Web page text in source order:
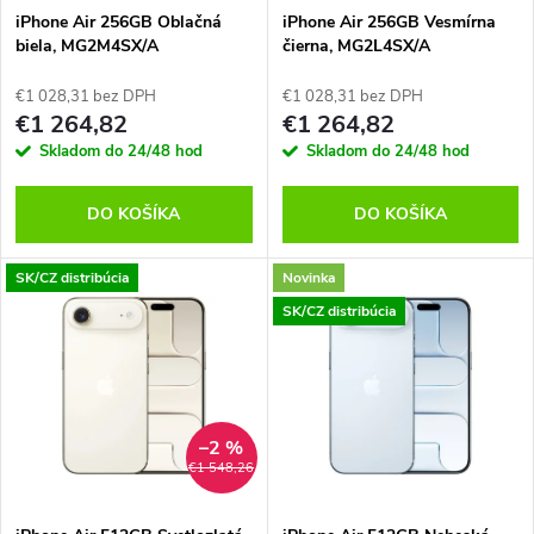
e
p
r
d
o
p
r
o
d
u
iPhone Air 256GB Oblačná
biela, MG2M4SX/A
€1 028,31 bez DPH
€1 264,82
Skladom do 24/48 hod
DO KOŠÍKA
iPhone Air 256GB Vesmírna
čierna, MG2L4SX/A
€1 028,31 bez DPH
€1 264,82
Skladom do 24/48 hod
DO KOŠÍKA
SK/CZ distribúcia
€1 548,26
–2 %
Novinka
SK/CZ distribúcia